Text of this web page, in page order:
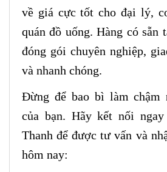
về giá cực tốt cho đại lý,
quán đồ uống. Hàng có sẵn
đóng gói chuyên nghiệp,
và nhanh chóng.
Đừng để bao bì làm chậm
của bạn. Hãy kết nối
Thanh để được tư vấn và
hôm nay: